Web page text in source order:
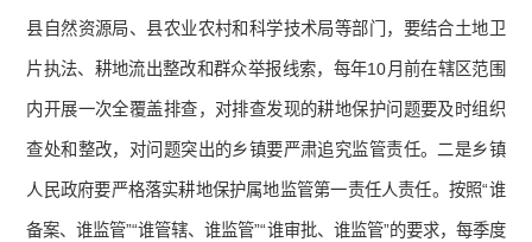
县自然资源局、县农业农村和科学技术局等部门，要结合土地卫
片执法、耕地流出整改和群众举报线索，每年10月前在辖区范围
内开展一次全覆盖排查，对排查发现的耕地保护问题要及时组织
查处和整改，对问题突出的乡镇要严肃追究监管责任。二是乡镇
人民政府要严格落实耕地保护属地监管第一责任人责任。按照“谁
备案、谁监管”“谁管辖、谁监管”“谁审批、谁监管”的要求，每季度